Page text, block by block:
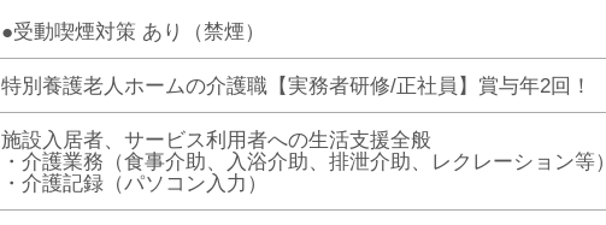
●受動喫煙対策 あり（禁煙）
特別養護老人ホームの介護職【実務者研修/正社員】賞与年2回！
施設入居者、サービス利用者への生活支援全般
・介護業務（食事介助、入浴介助、排泄介助、レクレーション等）
・介護記録（パソコン入力）